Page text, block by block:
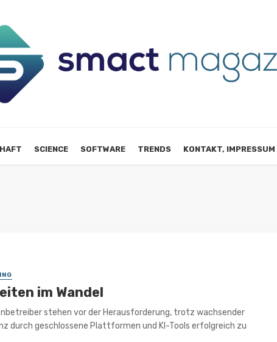
SCIENCE SOFTWARE TRENDS KONTAKT,
im Wandel
stehen vor der Herausforderung, trotz wachsender
durch geschlossene Plattformen und KI-Tools erfolgreich zu